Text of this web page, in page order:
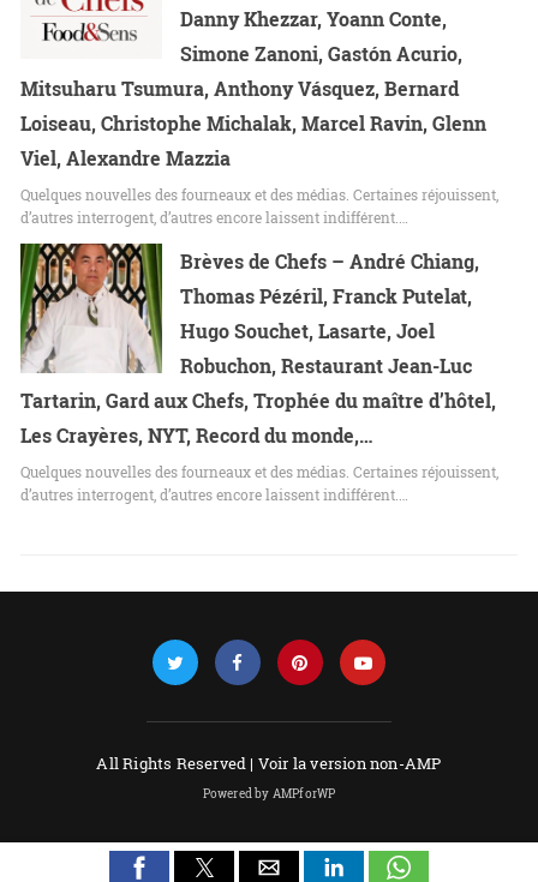
Danny Khezzar, Yoann Conte,
Simone Zanoni, Gastón Acurio,
Mitsuharu Tsumura, Anthony Vásquez, Bernard
Loiseau, Christophe Michalak, Marcel Ravin, Glenn
Viel, Alexandre Mazzia
Quelques nouvelles des fourneaux et des médias. Certaines réjouissent,
d’autres interrogent, d’autres encore laissent indifférent.…
Brèves de Chefs – André Chiang,
Thomas Pézéril, Franck Putelat,
Hugo Souchet, Lasarte, Joel
Robuchon, Restaurant Jean-Luc
Tartarin, Gard aux Chefs, Trophée du maître d’hôtel,
Les Crayères, NYT, Record du monde,…
Quelques nouvelles des fourneaux et des médias. Certaines réjouissent,
d’autres interrogent, d’autres encore laissent indifférent.…
All Rights Reserved | Voir la version non-AMP
Powered by AMPforWP